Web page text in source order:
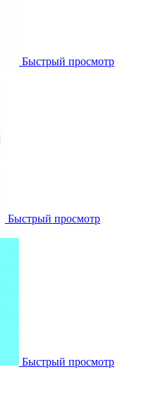
Быстрый просмотр
Быстрый просмотр
Быстрый просмотр